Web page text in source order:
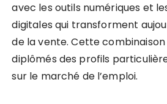
avec les outils numériques et
digitales qui transforment
de la vente. Cette combinaison
diplômés des profils
sur le marché de l’emploi.